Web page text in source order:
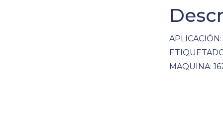
MAQUINA: